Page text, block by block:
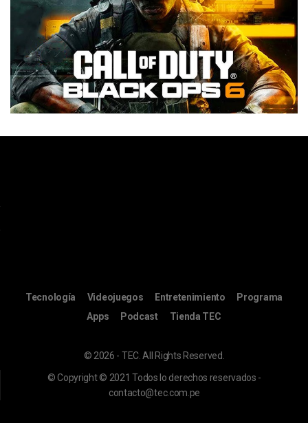
Tecnología Videojuegos Entretenimiento
Programa
Apps
Podcast Tienda TEC
© 2026 - TEC. All Rights Reserved.
© Copyright © 2021 Todos lo derechos reservados -
contacto@tec.com.pe